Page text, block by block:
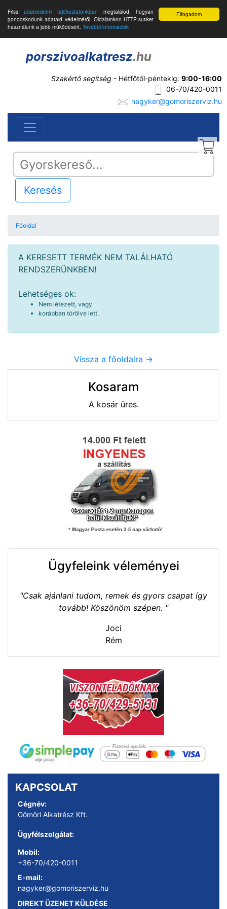
Elfogadom
Friss adatvédelmi tájékoztatónkban megtalálod, hogyan
gondoskodunk adataid védelméről. Oldalainkon HTTP-sütiket
használunk a jobb működésért. További információk
porszivoalkatresz.hu
Szakértő segítség - Hétfőtől-péntekig: 9:00-16:00
06-70/420-0011
nagyker@gomoriszerviz.hu
Keresés
Főoldal
A KERESETT TERMÉK NEM TALÁLHATÓ
RENDSZERÜNKBEN!
Lehetséges ok:
Nem létezett, vagy
korábban törölve lett.
Vissza a főoldalra ->
Kosaram
A kosár üres.
Ügyfeleink véleményei
"Csak ajánlani tudom, remek és gyors csapat így
tovább! Köszönöm szépen. "
Joci
Rém
KAPCSOLAT
Cégnév:
Gömöri Alkatrész Kft.
Ügyfélszolgálat:
Mobil:
+36-70/420-0011
E-mail:
nagyker@gomoriszerviz.hu
DIREKT ÜZENET KÜLDÉSE